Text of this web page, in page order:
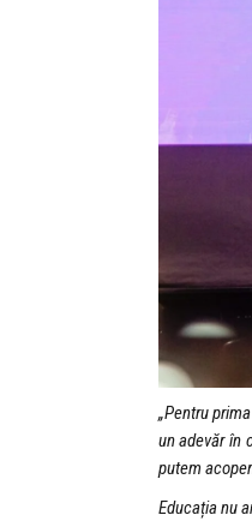
„Pentru
un adevăr în
putem
Educația nu